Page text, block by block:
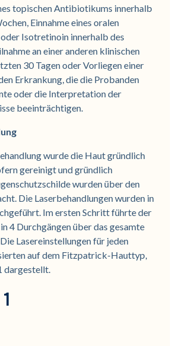
topischen Antibiotikums innerhalb
Einnahme eines oralen
Isotretinoin innerhalb des
an einer anderen klinischen
30 Tagen oder Vorliegen einer
Erkrankung, die die Probanden
oder die Interpretation der
beeinträchtigen.
wurde die Haut gründlich
gereinigt und gründlich
wurden über den
Die Laserbehandlungen wurden in
Im ersten Schritt führte der
4 Durchgängen über das gesamte
Lasereinstellungen für jeden
auf dem Fitzpatrick-Hauttyp,
dargestellt.